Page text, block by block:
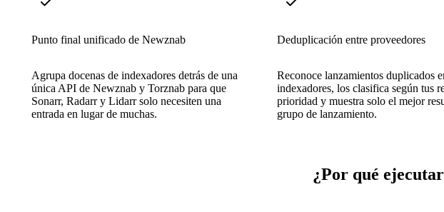
Punto final unificado de Newznab
Agrupa docenas de indexadores detrás de una
única API de Newznab y Torznab para que
Sonarr, Radarr y Lidarr solo necesiten una
entrada en lugar de muchas.
Deduplicación entre proveedores
Reconoce lanzamientos duplicados
indexadores, los clasifica según tus
prioridad y muestra solo el mejor
grupo de lanzamiento.
¿Por qué